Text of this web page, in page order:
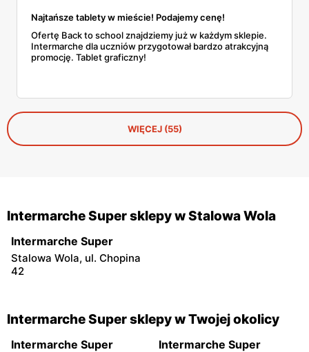
Najtańsze tablety w mieście! Podajemy cenę!
Ofertę Back to school znajdziemy już w każdym sklepie.
Intermarche dla uczniów przygotował bardzo atrakcyjną
promocję. Tablet graficzny!
WIĘCEJ (55)
Intermarche Super sklepy w Stalowa Wola
Intermarche Super
Stalowa Wola, ul. Chopina
42
Intermarche Super sklepy w Twojej okolicy
Intermarche Super Intermarche Super